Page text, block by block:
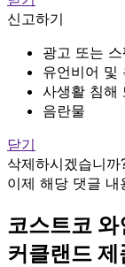
신고하기
광고 또는 스
유언비어 및
사생활 침해
음란물
닫기
삭제하시겠습니까
이제 해당 댓글
코스트코
커클랜드 제